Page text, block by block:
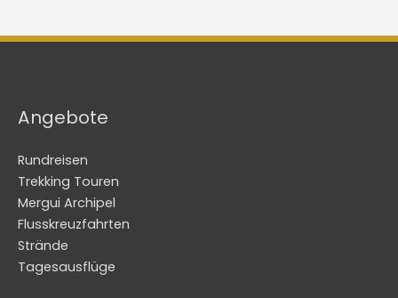
Angebote
Rundreisen
Trekking Touren
Mergui Archipel
Flusskreuzfahrten
Strände
Tagesausflüge